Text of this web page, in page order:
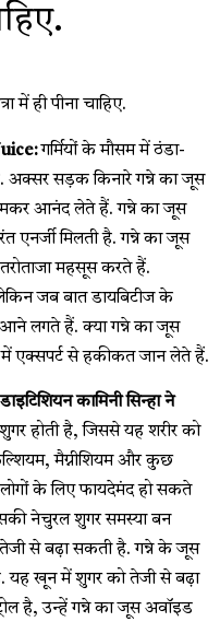
में ही पीना चाहिए.
गर्मियों के मौसम में ठंडा-
अक्सर सड़क किनारे गन्ने का जूस
आनंद लेते हैं. गन्ने का जूस
एनर्जी मिलती है. गन्ने का जूस
महसूस करते हैं.
जब बात डायबिटीज के
लगते हैं. क्या गन्ने का जूस
में एक्सपर्ट से हकीकत जान लेते हैं.
कामिनी सिन्हा ने
होती है, जिससे यह शरीर को
मैग्नीशियम और कुछ
के लिए फायदेमंद हो सकते
नेचुरल शुगर समस्या बन
से बढ़ा सकती है. गन्ने के जूस
यह खून में शुगर को तेजी से बढ़ा
है, उन्हें गन्ने का जूस अवॉइड